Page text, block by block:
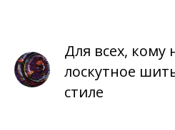
Для всех, кому
лоскутное
стиле